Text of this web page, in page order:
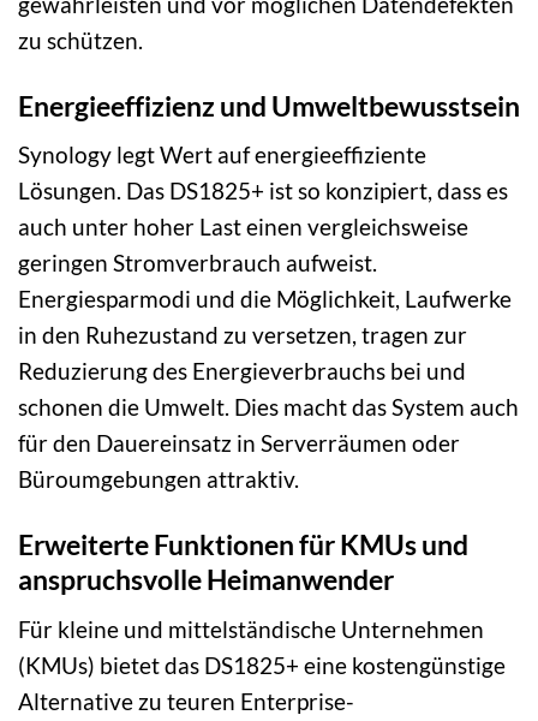
zu schützen.
Energieeffizienz und Umweltbewusstsein
Synology legt Wert auf energieeffiziente
Lösungen. Das DS1825+ ist so konzipiert, dass es
auch unter hoher Last einen vergleichsweise
geringen Stromverbrauch aufweist.
Energiesparmodi und die Möglichkeit, Laufwerke
in den Ruhezustand zu versetzen, tragen zur
Reduzierung des Energieverbrauchs bei und
schonen die Umwelt. Dies macht das System auch
für den Dauereinsatz in Serverräumen oder
Büroumgebungen attraktiv.
Erweiterte Funktionen für KMUs und
anspruchsvolle Heimanwender
Für kleine und mittelständische Unternehmen
(KMUs) bietet das DS1825+ eine kostengünstige
Alternative zu teuren Enterprise-